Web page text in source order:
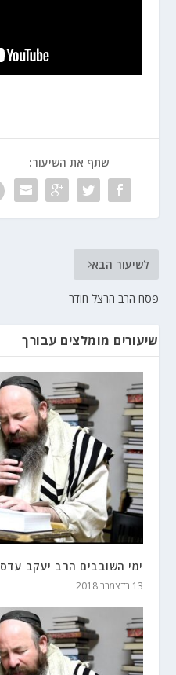
שתף את השיעור:
לשיעור הבא
פסח הרב הרצל חודר
שיעורים מומלצים עבורך
ימי השובבים הרב יעקב עדס
13 בדצמבר 2018